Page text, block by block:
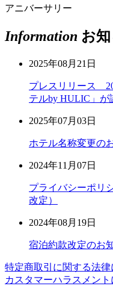
アニバーサリー
Information お
2025年08月21日
プレスリリース
テルby HULIC」が
2025年07月03日
ホテル名称変更の
2024年11月07日
プライバシーポリ
改定）
2024年08月19日
宿泊約款改定のお
特定商取引に関する法
カスタマーハラスメン